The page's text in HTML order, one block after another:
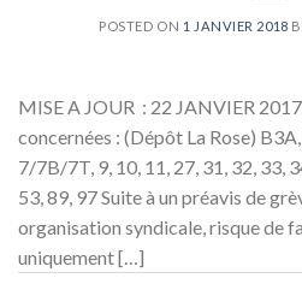
POSTED ON 1 JANVIER 2018
MISE A JOUR : 22 JANVIER
concernées : (Dépôt La Rose)
7/7B/7T, 9, 10, 11, 27, 31, 32, 33,
53, 89, 97 Suite à un préavis de
organisation syndicale, risque de
uniquement […]